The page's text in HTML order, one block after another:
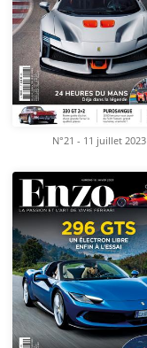
N°21 - 11 juillet 2023